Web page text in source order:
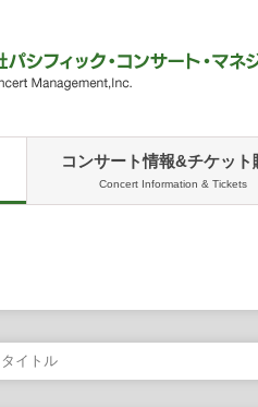
コンサート情報&チケット
Concert Information & Tickets
タイトル